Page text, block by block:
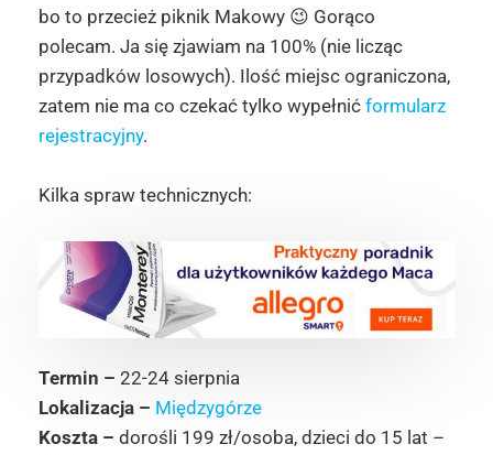
bo to przecież piknik Makowy 😉 Gorąco
polecam. Ja się zjawiam na 100% (nie licząc
przypadków losowych). Ilość miejsc ograniczona,
zatem nie ma co czekać tylko wypełnić formularz
rejestracyjny.
Kilka spraw technicznych:
Termin – 22-24 sierpnia
Lokalizacja – Międzygórze
Koszta – dorośli 199 zł/osoba, dzieci do 15 lat –